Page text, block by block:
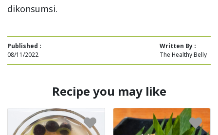
dikonsumsi.
Published :
08/11/2022
Written By :
The Healthy Belly
Recipe you may like